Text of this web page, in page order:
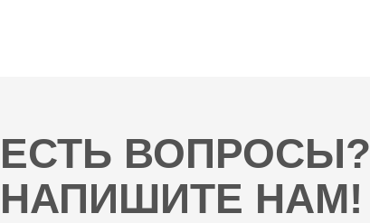
ЕСТЬ ВОПРОСЫ?
НАПИШИТЕ НАМ!